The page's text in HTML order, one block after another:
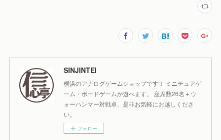
SINJINTEI
横浜のアナログゲームショップです！ ミニチュアゲ
ーム・ボードゲームが遊べます。 座席数26名＋ウ
ォーハンマー対戦卓、是非お気軽にお越しくださ
い。
フォロー